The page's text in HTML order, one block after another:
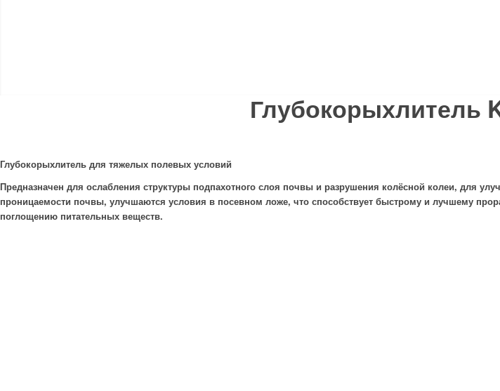
Глубокорыхлитель
Глубокорыхлитель для тяжелых полевых условий
Предназначен для ослабления структуры подпахотного слоя почвы и разрушения колёсной колеи, для
проницаемости почвы, улучшаются условия в посевном ложе, что способствует быстрому и лучшему
поглощению питательных веществ.